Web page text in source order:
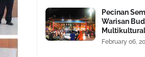
Pecinan
Warisan
Multikultural
February 06,